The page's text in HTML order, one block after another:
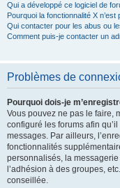
Qui a développé ce logiciel de
Pourquoi la fonctionnalité X n’est
Qui contacter pour les abus ou
Comment puis-je contacter un
Problèmes de
Pourquoi dois-je
Vous pouvez ne pas le faire,
configuré les forums afin
messages. Par ailleurs,
fonctionnalités
personnalisés, la
l’adhésion à des groupes,
conseillée.